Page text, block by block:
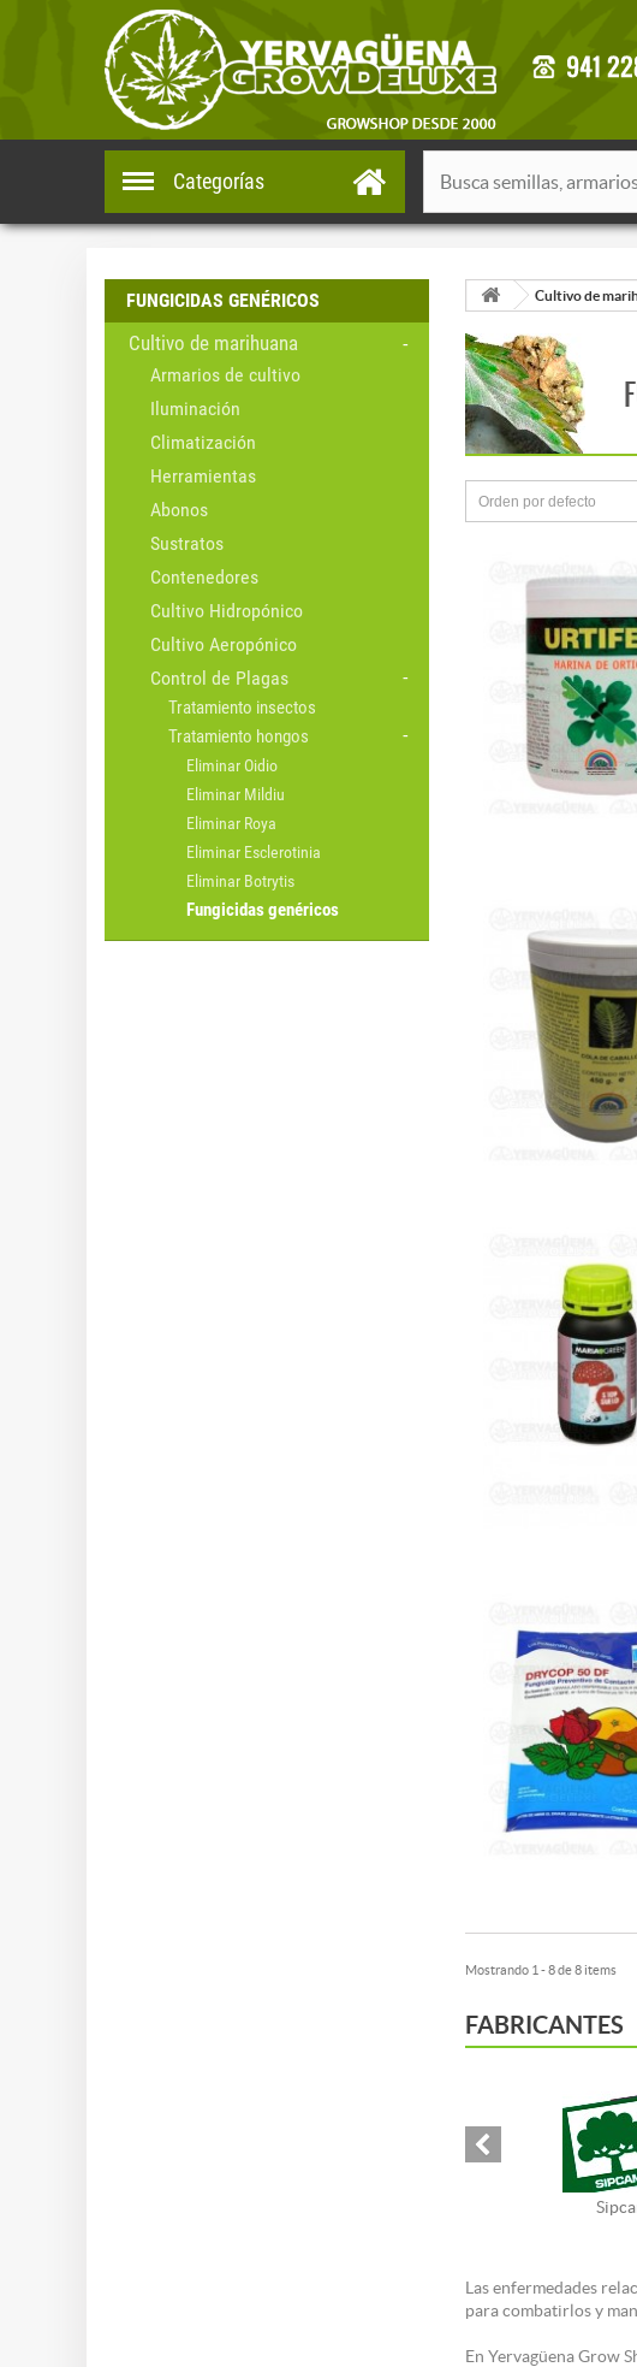
Categorías
FUNGICIDAS GENÉRICOS
Cultivo de marihuana
Armarios de cultivo
Iluminación
Climatización
Herramientas
Abonos
Sustratos
Contenedores
Cultivo Hidropónico
Cultivo Aeropónico
Control de Plagas
Tratamiento insectos
Tratamiento hongos
Eliminar Oidio
Eliminar Mildiu
Eliminar Roya
Eliminar Esclerotinia
Eliminar Botrytis
Fungicidas genéricos
Cultivo de
Orden por defecto
Mostrando 1 - 8 de 8 items
FABRICANTES
Las enfermedades
para combatirlos y
En Yervagüena Grow